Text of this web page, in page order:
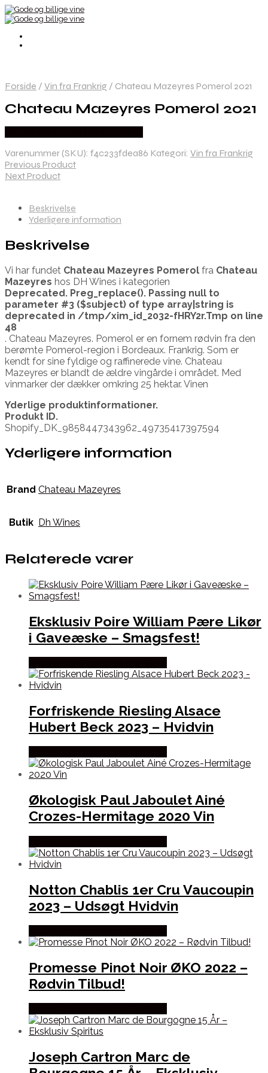
Forside / Vin fra Frankrig / Chateau Mazeyres Pomerol 2021
Chateau Mazeyres Pomerol 2021
Varenummer (SKU): f4c233fdea86 Kategori: Vin fra Frankrig
Previous Product
Next Product
Beskrivelse
Yderligere information
Beskrivelse
Vi har fundet Chateau Mazeyres Pomerol fra Chateau
Mazeyres hos DH Wines i kategorien
Deprecated. Preg_replace(). Passing null to
parameter #3 ($subject) of type array|string is
deprecated in /tmp/xim_id_2032-fHRY2r.Tmp on line
48
. Chateau Mazeyres. Pomerol er en fornem rødvin fra den
berømte Pomerol-region i Bordeaux. Frankrig. Som er
kendt for sine fyldige og raffinerede vine. Chateau
Mazeyres er blandt de ældre vingårde i området. Med
vinmarker der dækker omkring 25 hektar. Vinen
Yderlige produktinformationer.
Produkt ID.
Shopify_DK_9858447343962_49735417397594
Yderligere information
Brand Chateau Mazeyres
Butik Dh Wines
Relaterede varer
Eksklusiv Poire William Pære Likør
i Gaveæske – Smagsfest!
Forfriskende Riesling Alsace
Hubert Beck 2023 – Hvidvin
Økologisk Paul Jaboulet Ainé
Crozes-Hermitage 2020 Vin
Notton Chablis 1er Cru Vaucoupin
2023 – Udsøgt Hvidvin
Promesse Pinot Noir ØKO 2022 –
Rødvin Tilbud!
Joseph Cartron Marc de